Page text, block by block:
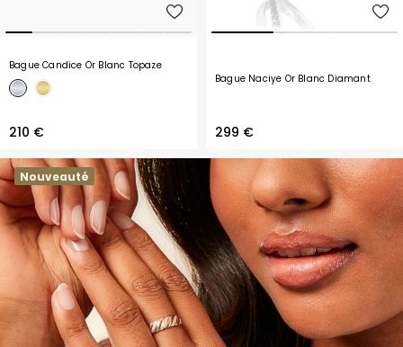
Bague Candice Or Blanc Topaze
210 €
Bague Naciye Or Blanc Diamant
299 €
Nouveauté